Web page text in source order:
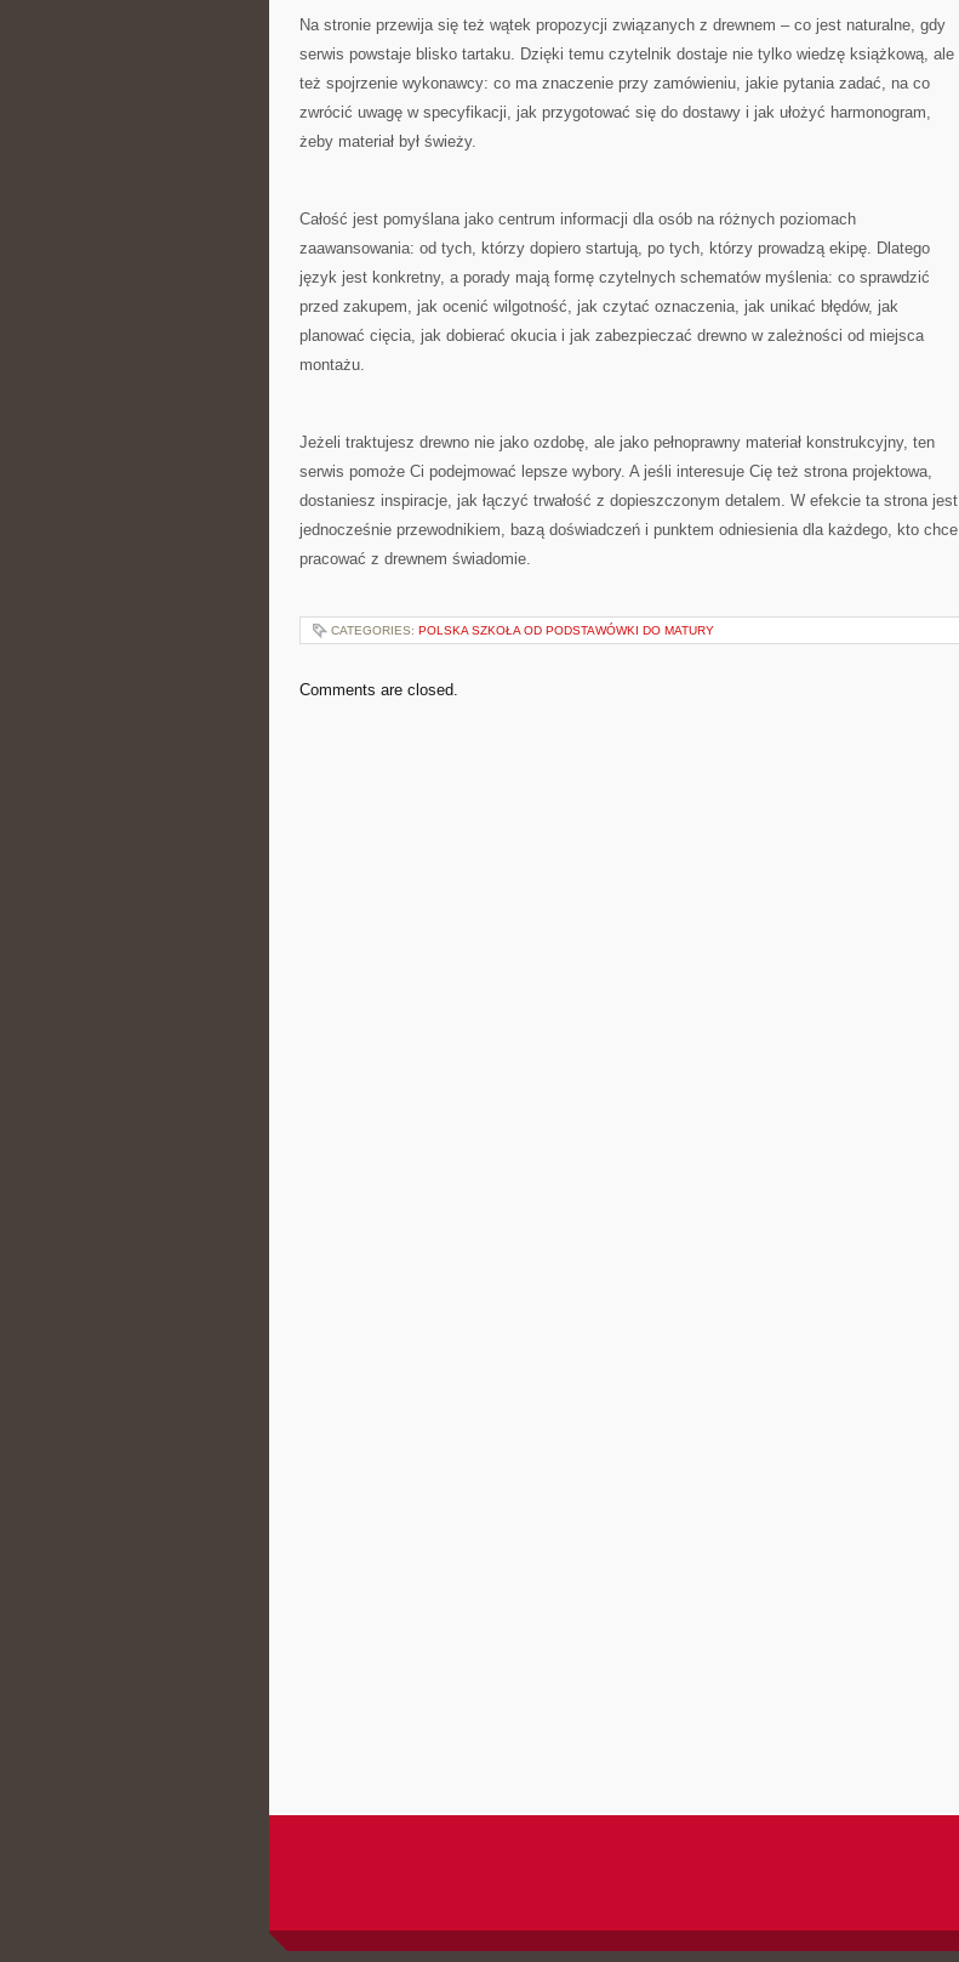
Na stronie przewija się też wątek propozycji związanych z drewnem – co jest naturalne, gdy
serwis powstaje blisko tartaku. Dzięki temu czytelnik dostaje nie tylko wiedzę książkową, ale
też spojrzenie wykonawcy: co ma znaczenie przy zamówieniu, jakie pytania zadać, na co
zwrócić uwagę w specyfikacji, jak przygotować się do dostawy i jak ułożyć harmonogram,
żeby materiał był świeży.
Całość jest pomyślana jako centrum informacji dla osób na różnych poziomach
zaawansowania: od tych, którzy dopiero startują, po tych, którzy prowadzą ekipę. Dlatego
język jest konkretny, a porady mają formę czytelnych schematów myślenia: co sprawdzić
przed zakupem, jak ocenić wilgotność, jak czytać oznaczenia, jak unikać błędów, jak
planować cięcia, jak dobierać okucia i jak zabezpieczać drewno w zależności od miejsca
montażu.
Jeżeli traktujesz drewno nie jako ozdobę, ale jako pełnoprawny materiał konstrukcyjny, ten
serwis pomoże Ci podejmować lepsze wybory. A jeśli interesuje Cię też strona projektowa,
dostaniesz inspiracje, jak łączyć trwałość z dopieszczonym detalem. W efekcie ta strona jest
jednocześnie przewodnikiem, bazą doświadczeń i punktem odniesienia dla każdego, kto chce
pracować z drewnem świadomie.
CATEGORIES: POLSKA SZKOŁA OD PODSTAWÓWKI DO MATURY
Comments are closed.